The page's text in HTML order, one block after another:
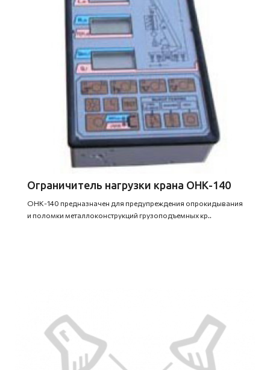
Ограничитель нагрузки крана ОНК-140
ОНК-140 предназначен для предупреждения опрокидывания
и поломки металлоконструкций грузоподъемных кр..